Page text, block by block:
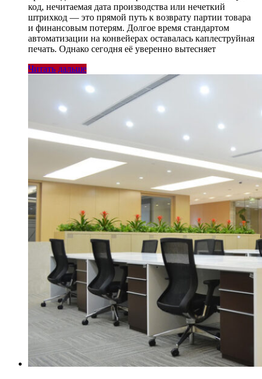
код, нечитаемая дата производства или нечеткий
штрихкод — это прямой путь к возврату партии товара
и финансовым потерям. Долгое время стандартом
автоматизации на конвейерах оставалась каплеструйная
печать. Однако сегодня её уверенно вытесняет
Читать дальше